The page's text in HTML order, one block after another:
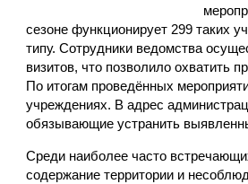
сезоне функционирует 299 таких
типу. Сотрудники ведомства
визитов, что позволило охватить
По итогам проведённых
учреждениях. В адрес
обязывающие устранить
Среди наиболее часто
содержание территории и